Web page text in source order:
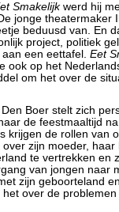
Smakelijkwerd hij
jonge theatermaker
beduusd van. En
project, politiek
een eettafel. Eet
ook op het
om het over de
Boer stelt zich
de feestmaaltijd
krijgen de rollen van
zijn moeder,
te vertrekken en
van jongen naar
zijn geboorteland
over de